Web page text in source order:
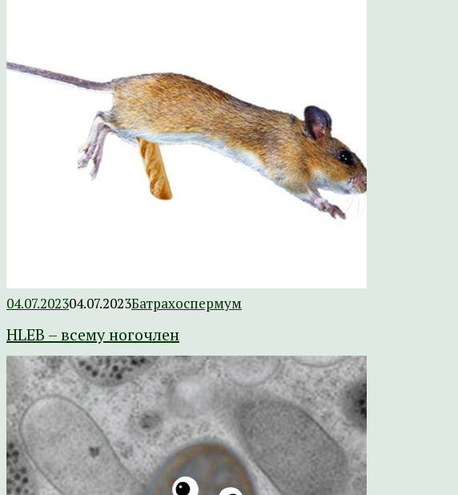
04.07.202304.07.2023Батрахоспермум
HLEB – всему ногочлен